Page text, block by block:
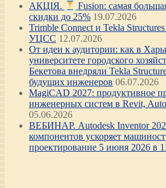
АКЦІЯ.
Fusion: самая
скидки до 25% 19.07.2026
Trimble Connect и Tekla
УЦСС 12.07.2026
От идеи к аудитории: как в
университете городского
Бекетова внедряли Tekla
будущих инженеров 06.07.2026
MagiCAD 2027: продуктивное
инженерных систем в Revit,
05.06.2026
ВЕБИНАР. Autodesk Inventor
компонентов ускоряет
проектирование 5 июня 2026 в